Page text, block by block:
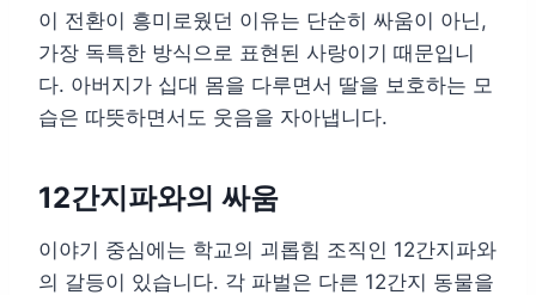
이 전환이 흥미로웠던 이유는 단순히 싸움이 아닌,
가장 독특한 방식으로 표현된 사랑이기 때문입니
다. 아버지가 십대 몸을 다루면서 딸을 보호하는 모
습은 따뜻하면서도 웃음을 자아냅니다.
12간지파와의 싸움
이야기 중심에는 학교의 괴롭힘 조직인 12간지파와
의 갈등이 있습니다. 각 파벌은 다른 12간지 동물을